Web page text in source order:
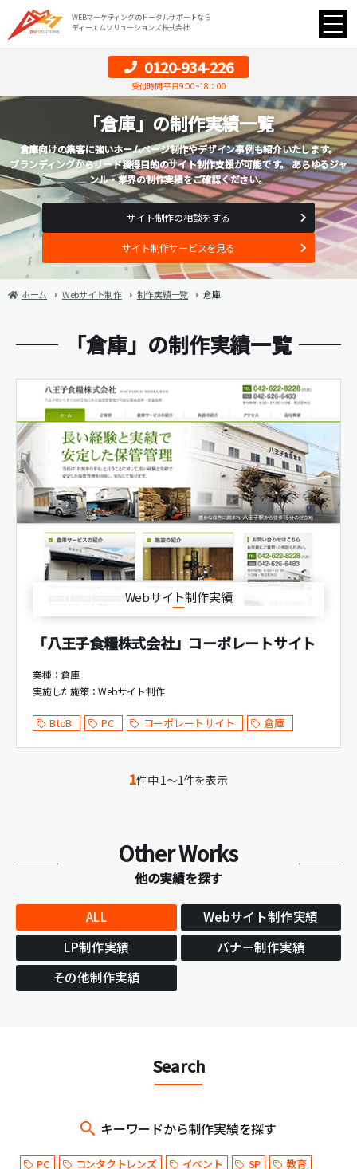
WEBマーケティングのトータルサポートなら
ディーエムソリューションズ株式会社
0120-934-226
受付時間 平日9:00~18：00
「倉庫」の制作実績一覧
倉庫向けの集客に強いホームページ制作やデザイン事例も紹介いたします。
ブランディングからリード獲得目的のサイト制作支援が可能です。 あらゆるジャ
ンル・業界の制作実績をご確認ください。
サイト制作の相談をする
サイト制作サービスを見る
ホーム Webサイト制作 制作実績一覧 倉庫
「倉庫」の制作実績一覧
Webサイト制作実績
「八王子食糧株式会社」コーポレートサイト
業種：倉庫
実施した施策：Webサイト制作
BtoB PC コーポレートサイト 倉庫
1件中 1～1件を表示
Other Works
他の実績を探す
ALL
Webサイト制作実績
LP制作実績
バナー制作実績
その他制作実績
Search
キーワードから制作実績を探す
PC コンタクトレンズ イベント SP
教育